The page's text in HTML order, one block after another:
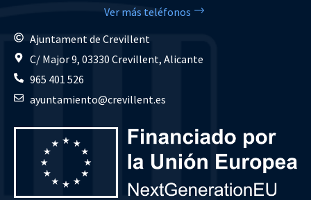
Ver más teléfonos
Ajuntament de Crevillent
C/ Major 9, 03330 Crevillent, Alicante
965 401 526
ayuntamiento@crevillent.es